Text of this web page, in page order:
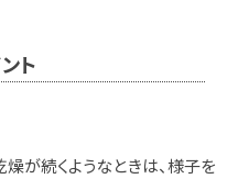
ト
が続くようなときは、様子を